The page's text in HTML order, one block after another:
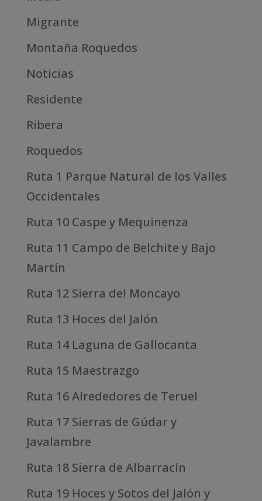
Migrante
Montaña Roquedos
Noticias
Residente
Ribera
Roquedos
Ruta 1 Parque Natural de los Valles
Occidentales
Ruta 10 Caspe y Mequinenza
Ruta 11 Campo de Belchite y Bajo
Martín
Ruta 12 Sierra del Moncayo
Ruta 13 Hoces del Jalón
Ruta 14 Laguna de Gallocanta
Ruta 15 Maestrazgo
Ruta 16 Alrededores de Teruel
Ruta 17 Sierras de Gúdar y
Javalambre
Ruta 18 Sierra de Albarracín
Ruta 19 Hoces y Sotos del Jalón y